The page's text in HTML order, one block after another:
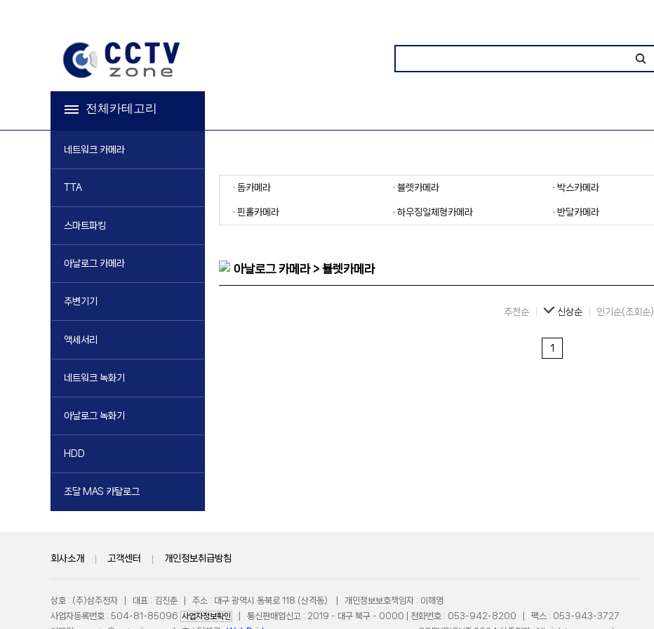
전체카테고리
네트워크 카메라
TTA
스마트파킹
아날로그 카메라
주변기기
액세서리
네트워크 녹화기
아날로그 녹화기
HDD
조달 MAS 카탈로그
· 돔카메라 · 뷸렛카메라 · 박스카메라
· 핀홀카메라 · 하우징일체형카메라 · 반달카메라
아날로그 카메라 > 뷸렛카메라
추천순 신상순 인기순(조회순)
회사소개 | 고객센터 | 개인정보취급방침
상호 : (주)삼주전자 | 대표 : 김진춘 | 주소 : 대구 광역시 동북로 118 (산격동) | 개인정보보호책임자 : 이해영
사업자등록번호 : 504-81-85096 사업자정보확인
| 통신판매업신고 : 2019 - 대구 북구 - 0000 | 전화번호 : 053-942-8200 | 팩스 : 053-943-3727